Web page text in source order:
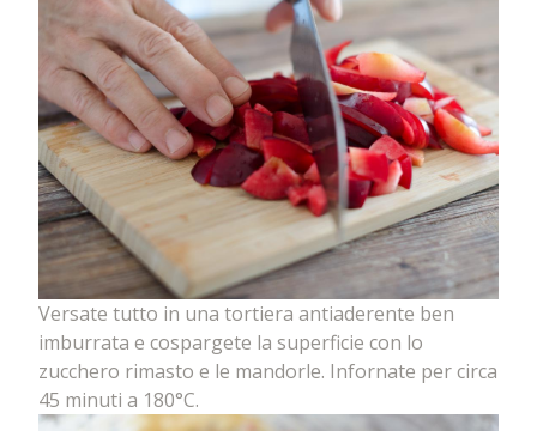
Versate tutto in una tortiera antiaderente ben
imburrata e cospargete la superficie con lo
zucchero rimasto e le mandorle. Infornate per circa
45 minuti a 180°C.